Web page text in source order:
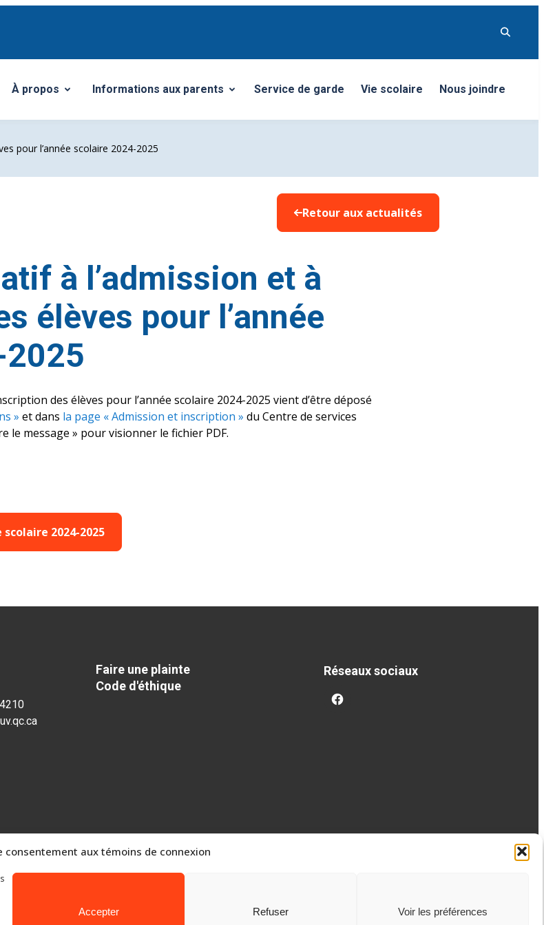
consentement aux témoins de connexion
Accepter Refuser Voir les préférences
À propos
Ouvrir/Fermer le sous-menuInformations aux parents
Ouvrir/Fermer le sous-menu Service de garde Vie scolaire Nous joindre
pour l’année scolaire 2024-2025
Retour aux actualités
à l’admission et à
élèves pour l’année
des élèves pour l’année scolaire 2024-2025 vient d’être déposé
» et dans la page « Admission et inscription » du Centre de services
le message » pour visionner le fichier PDF.
2024-2025
Faire une plainte
Code d'éthique
Réseaux sociaux
facebook